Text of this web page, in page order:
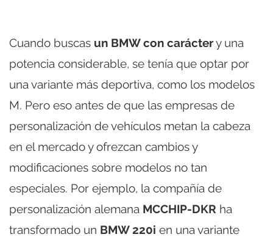
Cuando buscas un BMW con caráctery una
potencia considerable, se tenía que optar por
una variante más deportiva, como los modelos
M. Pero eso antes de que las empresas de
personalización de vehículos metan la cabeza
en el mercado y ofrezcan cambios y
modificaciones sobre modelos no tan
especiales. Por ejemplo, la compañía de
personalización alemana MCCHIP-DKR ha
transformado un BMW 220i en una variante